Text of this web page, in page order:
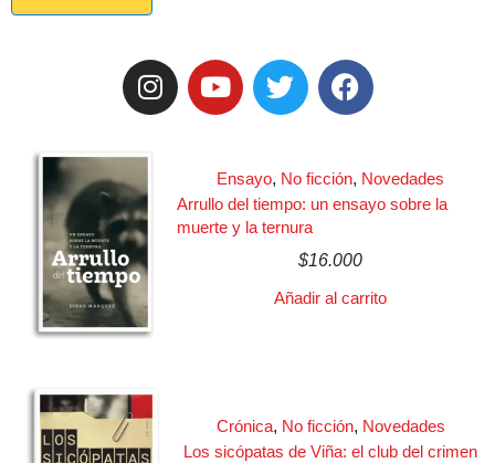
Ensayo, No ficción, Novedades
Arrullo del tiempo: un ensayo sobre la
muerte y la ternura
$16.000
Añadir al carrito
Crónica, No ficción, Novedades
Los sicópatas de Viña: el club del crimen